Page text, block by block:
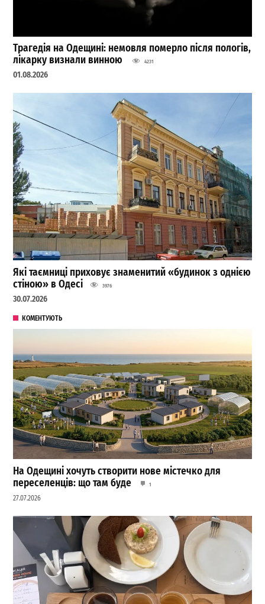
Трагедія на Одещині: немовля померло після пологів,
лікарку визнали винною
4231
01.08.2026
Які таємниці приховує знаменитий «будинок з однією
стіною» в Одесі
3976
30.07.2026
КОМЕНТУЮТЬ
На Одещині хочуть створити нове містечко для
переселенців: що там буде
1
27.07.2026